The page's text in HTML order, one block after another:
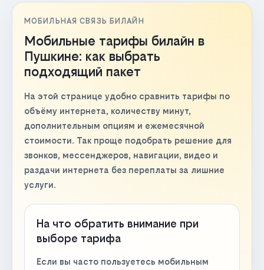
МОБИЛЬНАЯ СВЯЗЬ БИЛАЙН
Мобильные тарифы билайн в
Пушкине: как выбрать
подходящий пакет
На этой странице удобно сравнить тарифы по
объёму интернета, количеству минут,
дополнительным опциям и ежемесячной
стоимости. Так проще подобрать решение для
звонков, мессенджеров, навигации, видео и
раздачи интернета без переплаты за лишние
услуги.
На что обратить внимание при
выборе тарифа
Если вы часто пользуетесь мобильным